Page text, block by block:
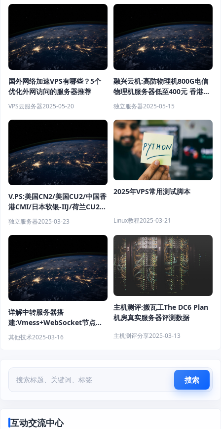
国外网络加速VPS有哪些？5个
优化外网访问的服务器推荐
VPS云服务器2025-05-20
融兴云机:高防物理机800G电信
物理机服务器低至400元 香港云
服务器低至15元每月
独立服务器2025-05-15
V.PS:美国CN2/美国CU2/中国香
港CMI/日本软银-IIJ/荷兰CU2/
德国CU2/澳大利亚CU2 1G大带
宽优化VPS €6.95/月起
独立服务器2025-03-23
2025年VPS常用测试脚本
Linux教程2025-03-21
详解中转服务器搭
建:Vmess+WebSocket节点设
置与中转服务教程
其他技术2025-03-16
主机测评:搬瓦工The DC6 Plan
机房真实服务器评测数据
主机测评分享2025-03-13
搜索
互动交流中心